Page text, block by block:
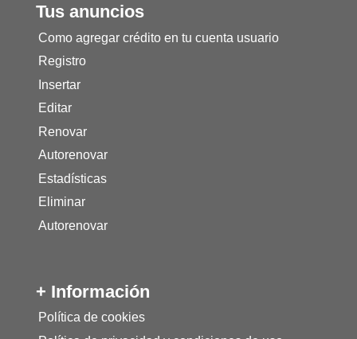
Tus anuncios
Como agregar crédito en tu cuenta usuario
Registro
Insertar
Editar
Renovar
Autorenovar
Estadísticas
Eliminar
Autorenovar
+ Información
Política de cookies